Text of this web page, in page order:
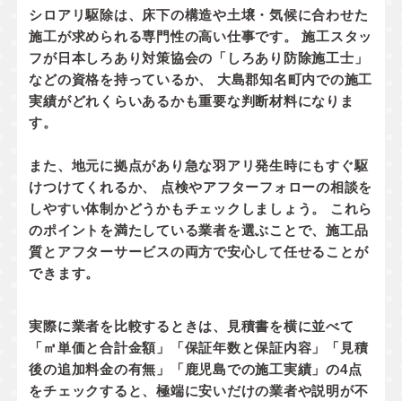
シロアリ駆除は、床下の構造や土壌・気候に合わせた
施工が求められる専門性の高い仕事です。 施工スタッ
フが日本しろあり対策協会の「しろあり防除施工士」
などの資格を持っているか、 大島郡知名町内での施工
実績がどれくらいあるかも重要な判断材料になりま
す。
また、地元に拠点があり 急な羽アリ発生時にもすぐ駆
けつけてくれるか、 点検やアフターフォローの相談を
しやすい体制かどうかもチェックしましょう。 これら
のポイントを満たしている業者を選ぶことで、施工品
質とアフターサービスの両方で安心して任せることが
できます。
実際に業者を比較するときは、見積書を横に並べて
「㎡単価と合計金額」「保証年数と保証内容」「見積
後の追加料金の有無」「鹿児島での施工実績」の4点
をチェックすると、極端に安いだけの業者や説明が不